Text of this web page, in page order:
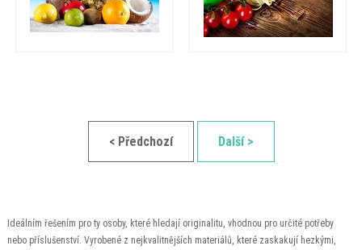
< Předchozí Další >
Ideálním řešením pro ty osoby, které hledají originalitu, vhodnou pro určité potřeby
nebo příslušenství. Vyrobené z nejkvalitnějších materiálů, které zaskakují hezkými,